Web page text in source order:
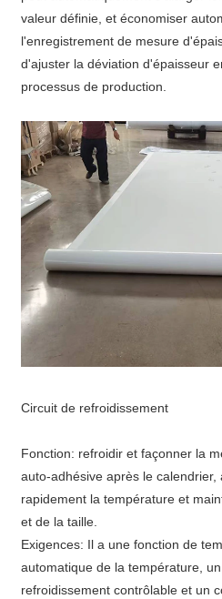
valeur définie, et économiser
l'enregistrement de mesure
d'ajuster la déviation d'épaisseur
processus de production.
Circuit de refroidissement
Fonction: refroidir et façonner la
auto-adhésive après le
rapidement la température et
et de la taille.
Exigences: Il a une fonction de
automatique de la température,
refroidissement contrôlable et un